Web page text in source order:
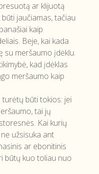
ar klijuotą
jaučiamas, tačiau
kaip
Beje, kai kada
su meršaumo įdėklu.
kad įdėklas
meršaumo kaip
būti tokios: jei
tai jų
Kai kurių
užsisuka ant
ar ebonitinis
būtų kuo toliau nuo